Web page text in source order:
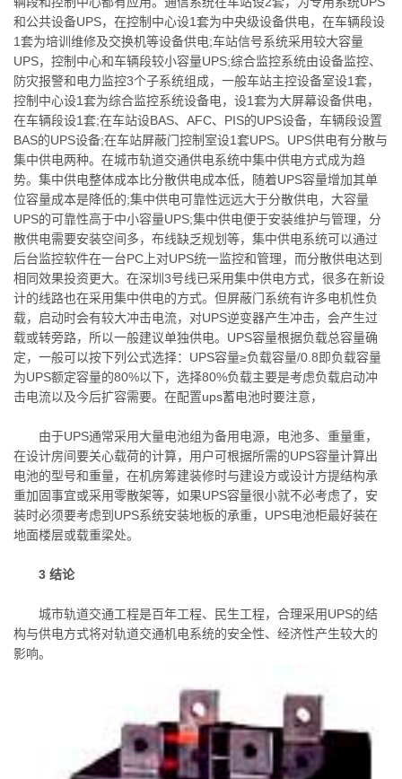
和公共设备UPS，在控制中心设1套为中央级设备供电，在车辆段设
1套为培训维修及交换机等设备供电;车站信号系统采用较大容量
UPS，控制中心和车辆段较小容量UPS;综合监控系统由设备监控、
防灾报警和电力监控3个子系统组成，一般车站主控设备室设1套，
控制中心设1套为综合监控系统设备电，设1套为大屏幕设备供电，
在车辆段设1套;在车站设BAS、AFC、PIS的UPS设备，车辆段设置
BAS的UPS设备;在车站屏蔽门控制室设1套UPS。UPS供电有分散与
集中供电两种。在城市轨道交通供电系统中集中供电方式成为趋
势。集中供电整体成本比分散供电成本低，随着UPS容量增加其单
位容量成本是降低的;集中供电可靠性远远大于分散供电，大容量
UPS的可靠性高于中小容量UPS;集中供电便于安装维护与管理，分
散供电需要安装空间多，布线缺乏规划等，集中供电系统可以通过
后台监控软件在一台PC上对UPS统一监控和管理，而分散供电达到
相同效果投资更大。在深圳3号线已采用集中供电方式，很多在新设
计的线路也在采用集中供电的方式。但屏蔽门系统有许多电机性负
载，启动时会有较大冲击电流，对UPS逆变器产生冲击，会产生过
载或转旁路，所以一般建议单独供电。UPS容量根据负载总容量确
定，一般可以按下列公式选择：UPS容量≥负载容量/0.8即负载容量
为UPS额定容量的80%以下，选择80%负载主要是考虑负载启动冲
击电流以及今后扩容需要。在配置ups蓄电池时要注意，
由于UPS通常采用大量电池组为备用电源，电池多、重量重，
在设计房间要关心载荷的计算，用户可根据所需的UPS容量计算出
电池的型号和重量，在机房筹建装修时与建设方或设计方提结构承
重加固事宜或采用零散架等，如果UPS容量很小就不必考虑了，安
装时必须要考虑到UPS系统安装地板的承重，UPS电池柜最好装在
地面楼层或载重梁处。
3 结论
城市轨道交通工程是百年工程、民生工程，合理采用UPS的结
构与供电方式将对轨道交通机电系统的安全性、经济性产生较大的
影响。